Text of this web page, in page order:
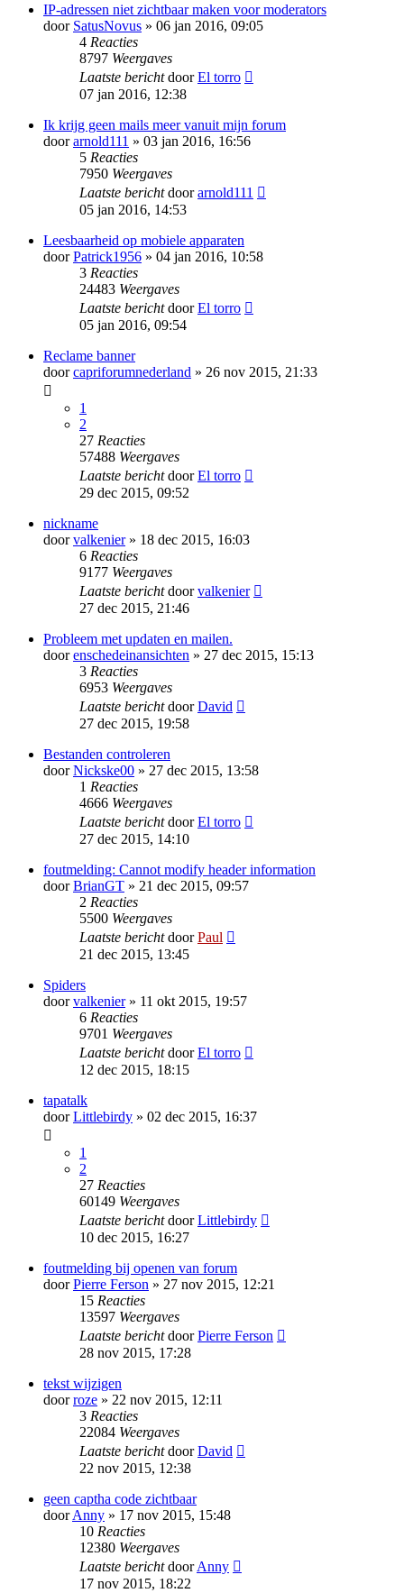
IP-adressen niet zichtbaar maken voor moderators
door SatusNovus » 06 jan 2016, 09:05
4 Reacties
8797 Weergaves
Laatste berichtdoorEl torro
07 jan 2016, 12:38
Ik krijg geen mails meer vanuit mijn forum
doorarnold111 » 03 jan 2016, 16:56
5 Reacties
7950 Weergaves
Laatste berichtdoorarnold111
05 jan 2016, 14:53
Leesbaarheid op mobiele apparaten
doorPatrick1956 » 04 jan 2016, 10:58
3 Reacties
24483 Weergaves
Laatste berichtdoorEl torro
05 jan 2016, 09:54
Reclame banner
doorcapriforumnederland » 26 nov 2015, 21:33
1
2
27 Reacties
57488 Weergaves
Laatste berichtdoorEl torro
29 dec 2015, 09:52
nickname
doorvalkenier» 18 dec 2015, 16:03
6 Reacties
9177 Weergaves
Laatste berichtdoorvalkenier
27 dec 2015, 21:46
Probleem met updaten en mailen.
doorenschedeinansichten » 27 dec 2015, 15:13
3 Reacties
6953 Weergaves
Laatste berichtdoorDavid
27 dec 2015, 19:58
Bestanden controleren
doorNickske00 » 27 dec 2015, 13:58
1 Reacties
4666 Weergaves
Laatste berichtdoorEl torro
27 dec 2015, 14:10
foutmelding: Cannot modify header information
doorBrianGT » 21 dec 2015, 09:57
2 Reacties
5500 Weergaves
Laatste berichtdoorPaul
21 dec 2015, 13:45
Spiders
doorvalkenier» 11 okt 2015, 19:57
6 Reacties
9701 Weergaves
Laatste berichtdoorEl torro
12 dec 2015, 18:15
tapatalk
doorLittlebirdy » 02 dec 2015, 16:37
1
2
27 Reacties
60149 Weergaves
Laatste berichtdoorLittlebirdy
10 dec 2015, 16:27
foutmelding bij openen van forum
doorPierre Ferson » 27 nov 2015, 12:21
15 Reacties
13597 Weergaves
Laatste berichtdoorPierre Ferson
28 nov 2015, 17:28
tekst wijzigen
doorroze » 22 nov 2015, 12:11
3 Reacties
22084 Weergaves
Laatste berichtdoorDavid
22 nov 2015, 12:38
geen captha code zichtbaar
doorAnny » 17 nov 2015, 15:48
10 Reacties
12380 Weergaves
Laatste berichtdoorAnny
17 nov 2015, 18:22